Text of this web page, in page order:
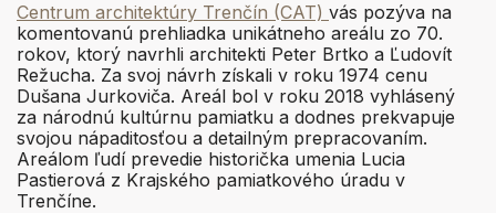
Centrum architektúry Trenčín (CAT) vás pozýva na
komentovanú prehliadka unikátneho areálu zo 70.
rokov, ktorý navrhli architekti Peter Brtko a Ľudovít
Režucha. Za svoj návrh získali v roku 1974 cenu
Dušana Jurkoviča. Areál bol v roku 2018 vyhlásený
za národnú kultúrnu pamiatku a dodnes prekvapuje
svojou nápaditosťou a detailným prepracovaním.
Areálom ľudí prevedie historička umenia Lucia
Pastierová z Krajského pamiatkového úradu v
Trenčíne.